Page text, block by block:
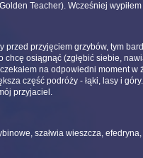
Teacher). Wcześniej
przed przyjęciem grzybów, tym
osiągnąć (zgłębić siebie,
na odpowiedni moment w
część podróży - łąki, lasy i góry.
przyjaciel.
szałwia wieszcza,